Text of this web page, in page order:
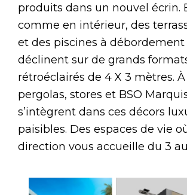
produits dans un nouvel écrin.
comme en intérieur, des
et des piscines à débordement
déclinent sur de grands
rétroéclairés de 4 X 3 mètres. À
pergolas, stores et BSO
s’intègrent dans ces décors
paisibles. Des espaces de vie
direction vous accueille du 3